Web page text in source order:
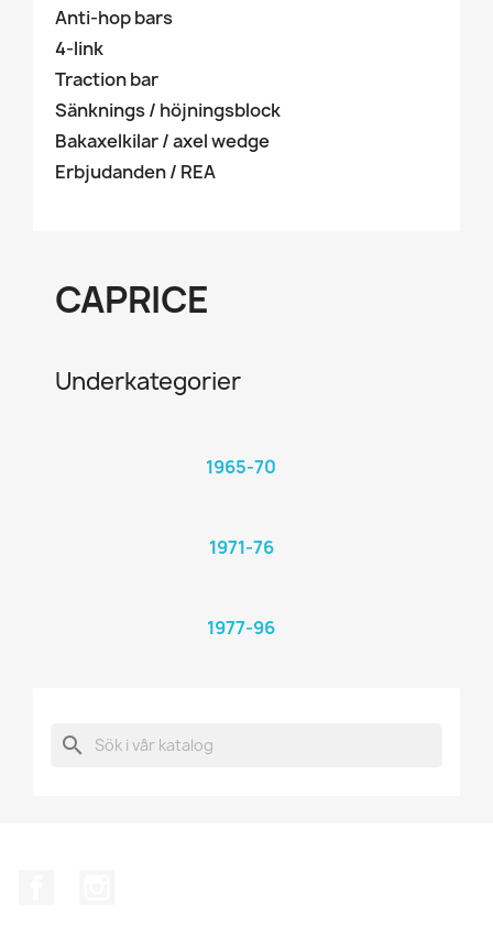
Anti-hop bars
4-link
Traction bar
Sänknings / höjningsblock
Bakaxelkilar / axel wedge
Erbjudanden / REA
CAPRICE
Underkategorier
1965-70
1971-76
1977-96
search